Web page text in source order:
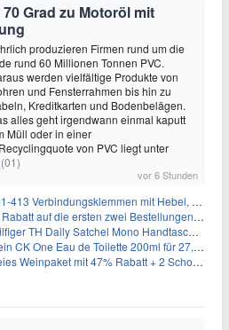
Grad zu Motoröl mit
produzieren Firmen rund um die
rund 60 Millionen Tonnen PVC.
werden vielfältige Produkte von
und Fensterrahmen bis hin zu
Kreditkarten und Bodenbelägen.
alles geht irgendwann einmal kaputt
Müll oder in einer
von PVC liegt unter
(01)
vor 6 Stunden
Verbindungsklemmen mit Hebel, 50 Stück für 14,99€
auf die ersten zwei Bestellungen für Neukunden
TH Daily Satchel Mono Handtasche für 73,97€
CK One Eau de Toilette 200ml für 27,99€
mit 47% Rabatt + 2 Schott Zwiesel Gläser GRATIS für 29,99€